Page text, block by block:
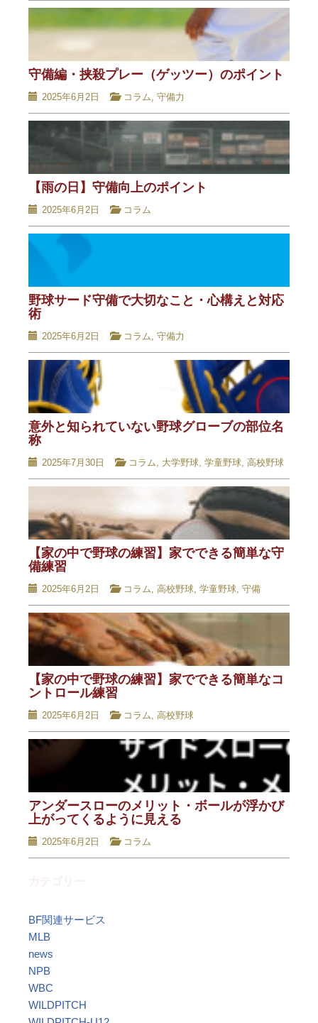
守備編・挟殺プレー（ゲッツー）のポイント
2025年6月2日 コラム 守備力
【雨の日】守備向上のポイント
2025年6月2日 コラム
野球サード守備で大切なこと・心構えと対応
術
2025年6月2日 コラム 守備力
意外と知られていない野球グローブの部位名
称
2025年7月30日 コラム 大学野球 学童野球 高校野球
【家の中で野球の練習】家でできる簡単な守
備練習
2025年6月2日 コラム 高校野球 学童野球 守備
【家の中で野球の練習】家でできる簡単なコ
ントロール練習
2025年6月2日 コラム 高校野球
アンダースローのメリット・ボールが浮かび
上がってくるように見える
2025年6月2日 コラム
BF関連サービス
MLB
news
NPB
WBC
WILDPITCH